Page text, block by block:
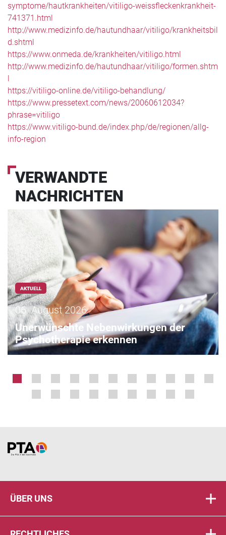
symptome/hautkrankheiten/vitiligo-weissfleckenkrankheit-
741371.html
http://www.medizinfo.de/hautundhaar/vitiligo/krankheitsbil
d.shtml
https://www.onmeda.de/krankheiten/vitiligo.html
http://www.medizinfo.de/hautundhaar/vitiligo/formen.shtm
l
https://vitiligo-online.de/vitiligo-behandlung/
https://www.pressetext.com/news/20060612034?
phrase=vitiligo
https://www.vitiligo-bund.de/index.php/de/regionen/allg-
info-region
VERWANDTE
NACHRICHTEN
AKTUELL
06. August 2026
Unerwünschte Nebenwirkungen der
Psychotherapie erkennen
Home
ÜBER UNS